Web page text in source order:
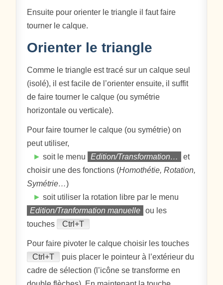
Ensuite pour orienter le triangle il faut faire
tourner le calque.
Orienter le triangle
Comme le triangle est tracé sur un calque seul
(isolé), il est facile de l’orienter ensuite, il suffit
de faire tourner le calque (ou symétrie
horizontale ou verticale).
Pour faire tourner le calque (ou symétrie) on
peut utiliser,
► soit le menu Edition/Transformation…
et
choisir une des fonctions (Homothétie, Rotation,
Symétrie…)
► soit utiliser la rotation libre par le menu
Edition/Tranformation manuelle ou les
touches
Ctrl+T
Pour faire pivoter le calque choisir les touches
Ctrl+T
puis placer le pointeur à l’extérieur du
cadre de sélection (l’icône se transforme en